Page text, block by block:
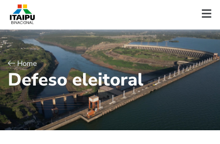
Home
Defeso eleitoral